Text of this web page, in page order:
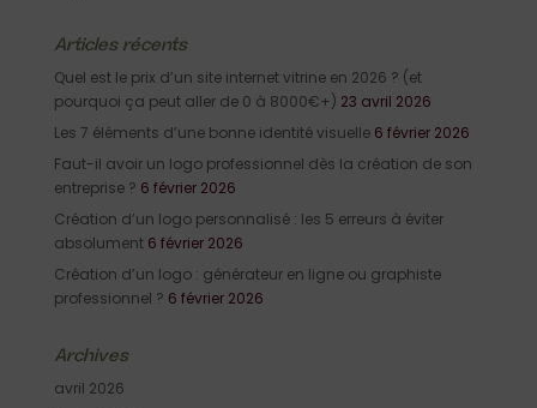
Articles récents
Quel est le prix d’un site internet vitrine en 2026 ? (et
pourquoi ça peut aller de 0 à 8000€+) 23 avril 2026
Les 7 éléments d’une bonne identité visuelle 6 février 2026
Faut-il avoir un logo professionnel dès la création de son
entreprise ? 6 février 2026
Création d’un logo personnalisé : les 5 erreurs à éviter
absolument 6 février 2026
Création d’un logo : générateur en ligne ou graphiste
professionnel ? 6 février 2026
Archives
avril 2026